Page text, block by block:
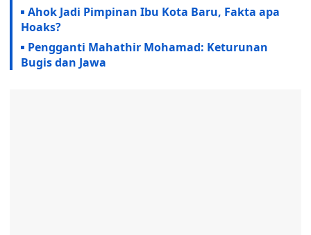
Ahok Jadi Pimpinan Ibu Kota Baru, Fakta apa
Hoaks?
Pengganti Mahathir Mohamad: Keturunan
Bugis dan Jawa